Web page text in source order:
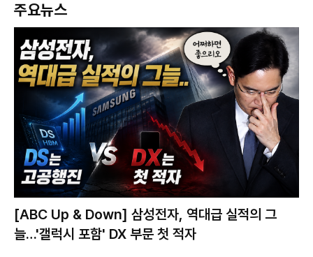
주요뉴스
[ABC Up & Down] 삼성전자, 역대급 실적의 그
늘…'갤럭시 포함' DX 부문 첫 적자